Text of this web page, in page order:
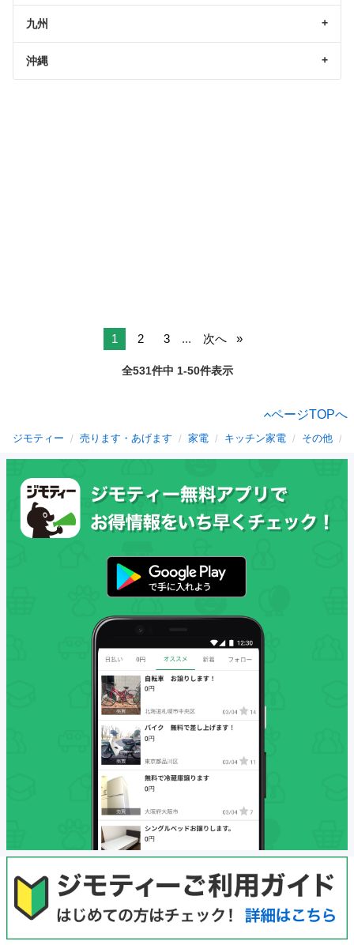
九州
沖縄
1 2 3 ... 次へ
全531件中 1-50件表示
ページTOPへ
ジモティー 売ります・あげます 家電 キッチン家電 その他